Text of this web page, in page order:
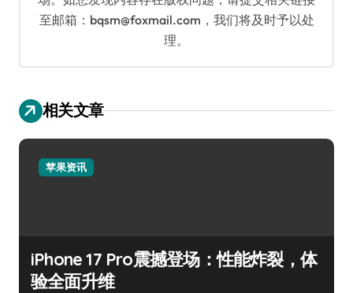
至邮箱：bqsm@foxmail.com，我们将及时予以处
理。
相关文章
苹果资讯
iPhone 17 Pro震撼登场：性能炸裂，体
验全面升维